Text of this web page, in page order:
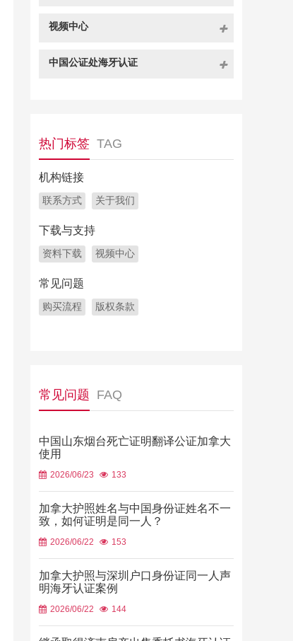
视频中心
中国公证处海牙认证
热门标签 TAG
机构链接
联系方式 关于我们
下载与支持
资料下载 视频中心
常见问题
购买流程 版权条款
常见问题 FAQ
中国山东烟台死亡证明翻译公证加拿大
使用
2026/06/23 133
加拿大护照姓名与中国身份证姓名不一
致，如何证明是同一人？
2026/06/22 153
加拿大护照与深圳户口身份证同一人声
明海牙认证案例
2026/06/22 144